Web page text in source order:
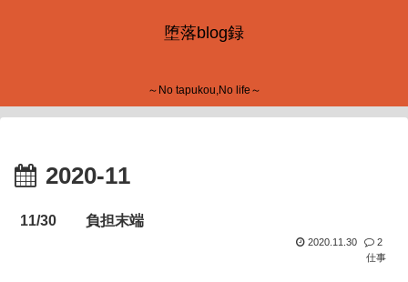
堕落blog録
～No tapukou,No life～
2020-11
11/30 負担末端
2020.11.30
2
仕事